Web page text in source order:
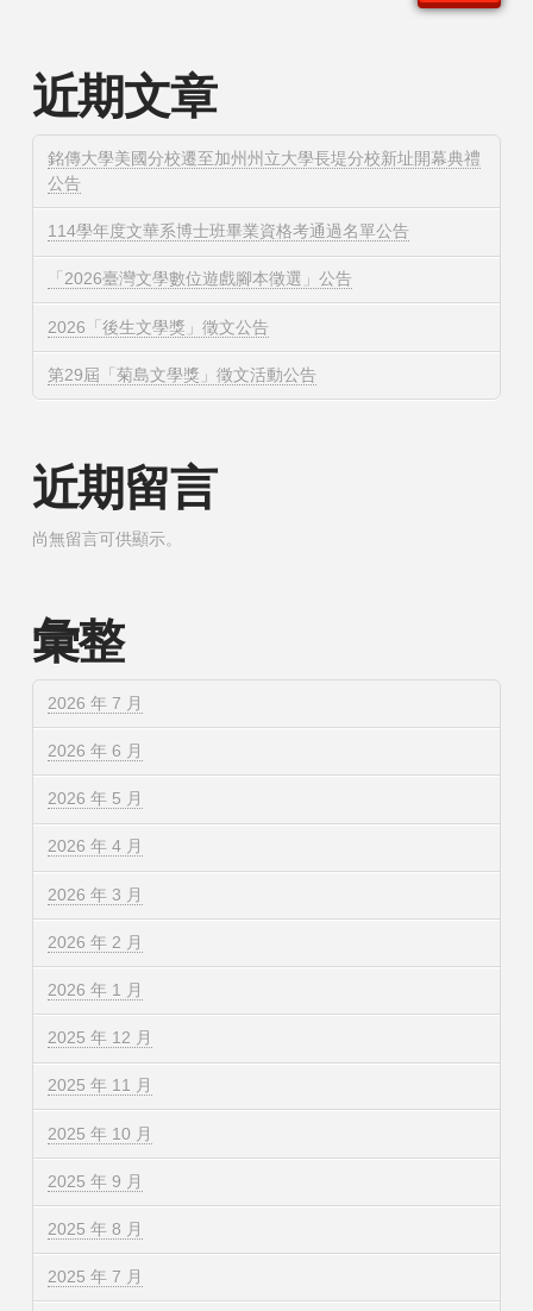
近期文章
銘傳大學美國分校遷至加州州立大學長堤分校新址開幕典禮
公告
114學年度文華系博士班畢業資格考通過名單公告
「2026臺灣文學數位遊戲腳本徵選」公告
2026「後生文學獎」徵文公告
第29屆「菊島文學獎」徵文活動公告
近期留言
尚無留言可供顯示。
彙整
2026 年 7 月
2026 年 6 月
2026 年 5 月
2026 年 4 月
2026 年 3 月
2026 年 2 月
2026 年 1 月
2025 年 12 月
2025 年 11 月
2025 年 10 月
2025 年 9 月
2025 年 8 月
2025 年 7 月